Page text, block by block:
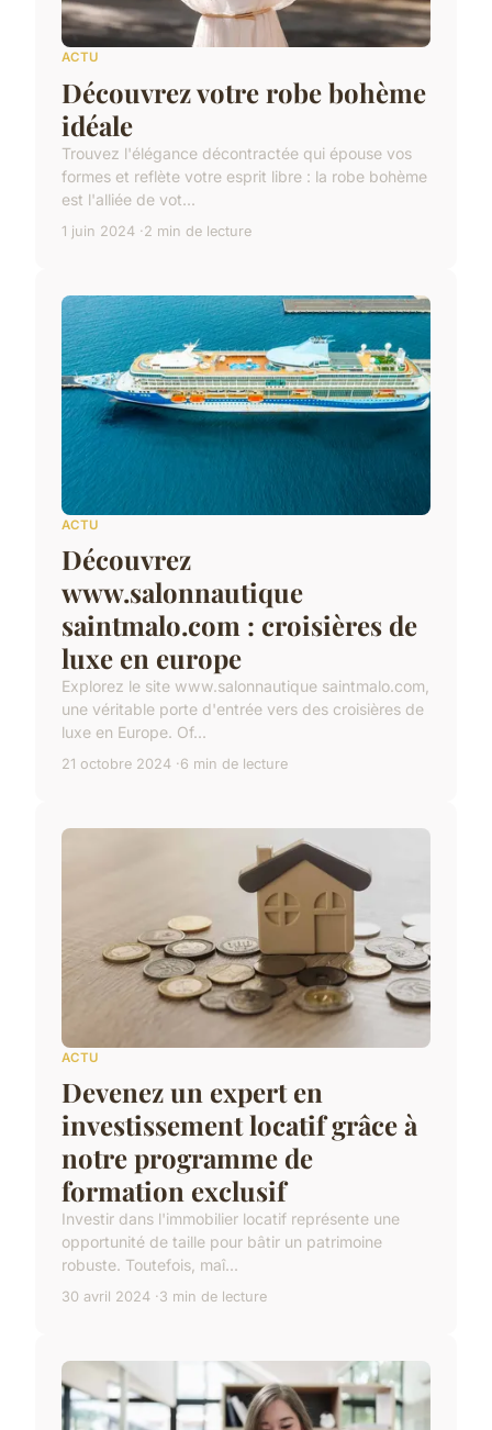
ACTU
Découvrez votre robe bohème
idéale
Trouvez l'élégance décontractée qui épouse vos
formes et reflète votre esprit libre : la robe bohème
est l'alliée de vot...
1 juin 2024 2 min de lecture
ACTU
Découvrez
www.salonnautique
saintmalo.com : croisières de
luxe en europe
Explorez le site www.salonnautique saintmalo.com,
une véritable porte d'entrée vers des croisières de
luxe en Europe. Of...
21 octobre 2024 6 min de lecture
ACTU
Devenez un expert en
investissement locatif grâce à
notre programme de
formation exclusif
Investir dans l'immobilier locatif représente une
opportunité de taille pour bâtir un patrimoine
robuste. Toutefois, maî...
30 avril 2024 3 min de lecture